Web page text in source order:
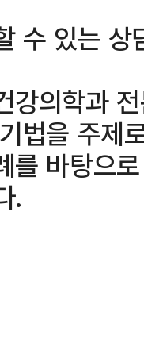
수 있는
강의학과
법을 주제
를 바탕으
.